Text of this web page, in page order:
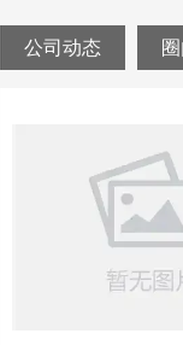
公司动态